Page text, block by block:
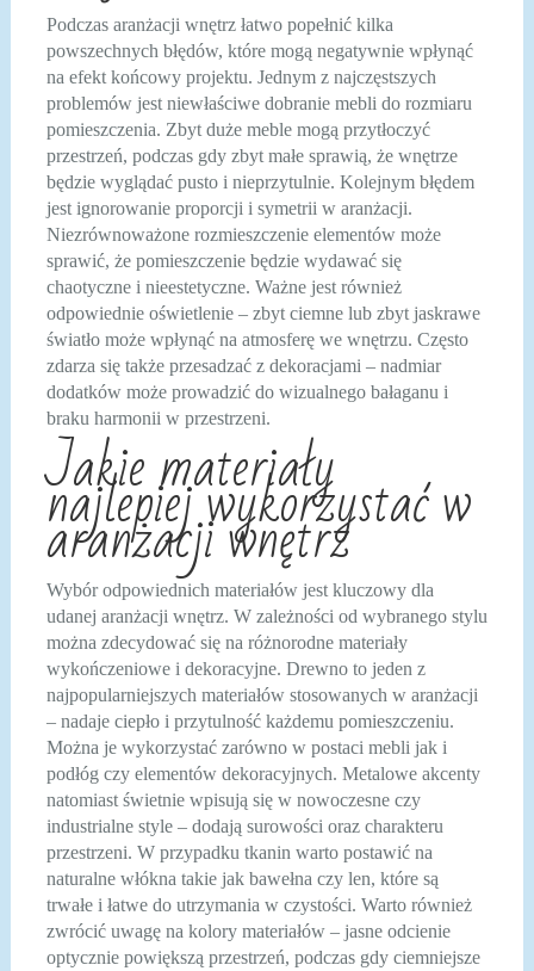
Podczas aranżacji wnętrz łatwo popełnić kilka
powszechnych błędów, które mogą negatywnie wpłynąć
na efekt końcowy projektu. Jednym z najczęstszych
problemów jest niewłaściwe dobranie mebli do rozmiaru
pomieszczenia. Zbyt duże meble mogą przytłoczyć
przestrzeń, podczas gdy zbyt małe sprawią, że wnętrze
będzie wyglądać pusto i nieprzytulnie. Kolejnym błędem
jest ignorowanie proporcji i symetrii w aranżacji.
Niezrównoważone rozmieszczenie elementów może
sprawić, że pomieszczenie będzie wydawać się
chaotyczne i nieestetyczne. Ważne jest również
odpowiednie oświetlenie – zbyt ciemne lub zbyt jaskrawe
światło może wpłynąć na atmosferę we wnętrzu. Często
zdarza się także przesadzać z dekoracjami – nadmiar
dodatków może prowadzić do wizualnego bałaganu i
braku harmonii w przestrzeni.
Jakie materiały
najlepiej wykorzystać w
aranżacji wnętrz
Wybór odpowiednich materiałów jest kluczowy dla
udanej aranżacji wnętrz. W zależności od wybranego stylu
można zdecydować się na różnorodne materiały
wykończeniowe i dekoracyjne. Drewno to jeden z
najpopularniejszych materiałów stosowanych w aranżacji
– nadaje ciepło i przytulność każdemu pomieszczeniu.
Można je wykorzystać zarówno w postaci mebli jak i
podłóg czy elementów dekoracyjnych. Metalowe akcenty
natomiast świetnie wpisują się w nowoczesne czy
industrialne style – dodają surowości oraz charakteru
przestrzeni. W przypadku tkanin warto postawić na
naturalne włókna takie jak bawełna czy len, które są
trwałe i łatwe do utrzymania w czystości. Warto również
zwrócić uwagę na kolory materiałów – jasne odcienie
optycznie powiększą przestrzeń, podczas gdy ciemniejsze